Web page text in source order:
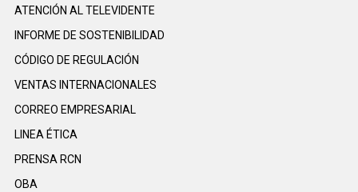
ATENCIÓN AL TELEVIDENTE
INFORME DE SOSTENIBILIDAD
CÓDIGO DE REGULACIÓN
VENTAS INTERNACIONALES
CORREO EMPRESARIAL
LINEA ÉTICA
PRENSA RCN
OBA